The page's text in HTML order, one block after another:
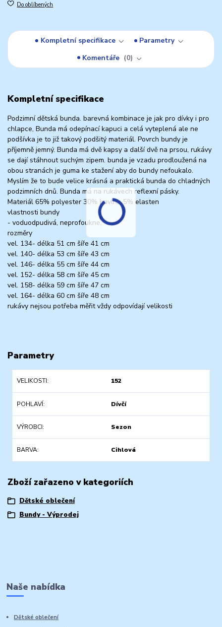
Do oblíbených
Kompletní specifikace
Parametry
Komentáře
0
Kompletní specifikace
Podzimní dětská bunda. barevná kombinace je jak pro dívky i pro
chlapce, Bunda má odepínací kapuci a celá vyteplená ale ne
podšívka je to již takový podšitý materiál. Povrch bundy je
příjemně jemný. Bunda má dvě kapsy a další dvě na prsou, rukávy
se dají stáhnout suchým zipem. bunda je vzadu prodloužená na
obou stranách je guma ke stažení aby do bundy nefoukalo.
Myslím že to bude velice krásná a praktická bunda do chladných
podzimních dnů. Bunda má na rukávech reflexní pásky.
Materiál 65% polyester 30% bavlna 5% elasten
vlastnosti bundy
- voduodpudivá, neprofoukne,
rozměry
vel. 134- délka 51 cm šíře 41 cm
vel. 140- délka 53 cm šíře 43 cm
vel. 146- délka 55 cm šíře 44 cm
vel. 152- délka 58 cm šíře 45 cm
vel. 158- délka 59 cm šíře 47 cm
vel. 164- délka 60 cm šíře 48 cm
rukávy nejsou potřeba měřit vždy odpovídají velikosti
Parametry
VELIKOSTI 152
POHLAVÍ Dívčí
VÝROBCI Sezon
BARVA Cihlová
Zboží zařazeno v kategoriích
Dětské oblečení
Bundy - Výprodej
Naše nabídka
Dětské oblečení